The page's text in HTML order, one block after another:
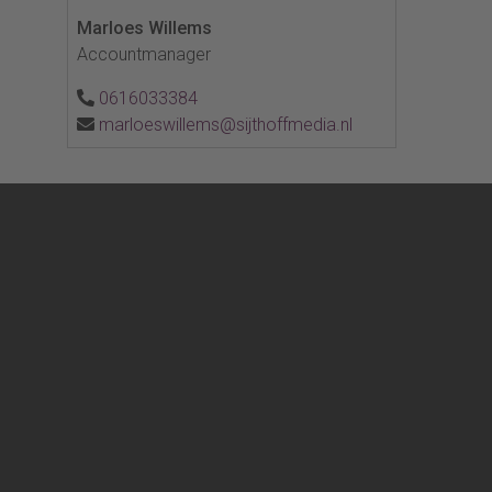
Marloes Willems
Accountmanager
0616033384
marloeswillems@sijthoffmedia.nl